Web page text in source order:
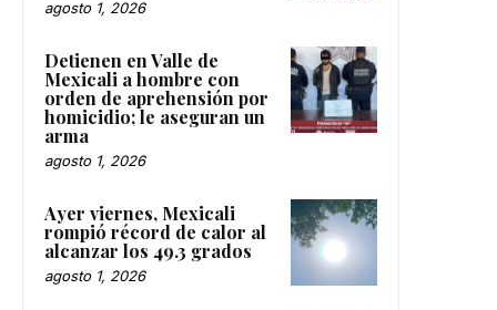
agosto 1, 2026
Detienen en Valle de
Mexicali a hombre con
orden de aprehensión por
homicidio; le aseguran un
arma
agosto 1, 2026
Ayer viernes, Mexicali
rompió récord de calor al
alcanzar los 49.3 grados
agosto 1, 2026